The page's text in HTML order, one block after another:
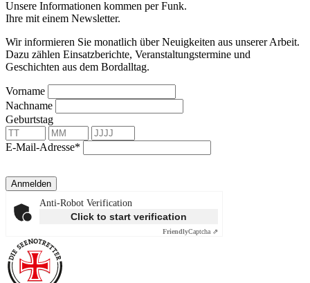
Unsere Informationen kommen per Funk.
Ihre mit einem Newsletter.
Wir informieren Sie monatlich über Neuigkeiten aus unserer Arbeit.
Dazu zählen Einsatzberichte, Veranstaltungstermine und
Geschichten aus dem Bordalltag.
Vorname
Nachname
Geburtstag
E-Mail-Adresse*
Anmelden
Anti-Robot Verification
Click to start verification
FriendlyCaptcha ⇗